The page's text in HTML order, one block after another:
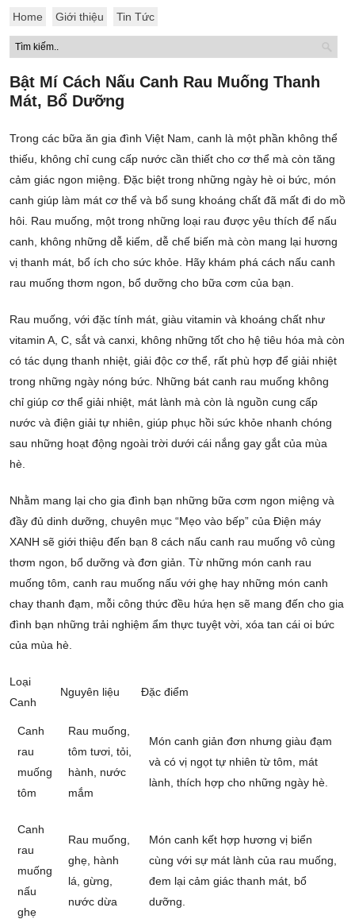
Home Giới thiệu Tin Tức
Bật Mí Cách Nấu Canh Rau Muống Thanh
Mát, Bổ Dưỡng
Trong các bữa ăn gia đình Việt Nam, canh là một phần không thể
thiếu, không chỉ cung cấp nước cần thiết cho cơ thể mà còn tăng
cảm giác ngon miệng. Đặc biệt trong những ngày hè oi bức, món
canh giúp làm mát cơ thể và bổ sung khoáng chất đã mất đi do mồ
hôi. Rau muống, một trong những loại rau được yêu thích để nấu
canh, không những dễ kiếm, dễ chế biến mà còn mang lại hương
vị thanh mát, bổ ích cho sức khỏe. Hãy khám phá cách nấu canh
rau muống thơm ngon, bổ dưỡng cho bữa cơm của bạn.
Rau muống, với đặc tính mát, giàu vitamin và khoáng chất như
vitamin A, C, sắt và canxi, không những tốt cho hệ tiêu hóa mà còn
có tác dụng thanh nhiệt, giải độc cơ thể, rất phù hợp để giải nhiệt
trong những ngày nóng bức. Những bát canh rau muống không
chỉ giúp cơ thể giải nhiệt, mát lành mà còn là nguồn cung cấp
nước và điện giải tự nhiên, giúp phục hồi sức khỏe nhanh chóng
sau những hoạt động ngoài trời dưới cái nắng gay gắt của mùa
hè.
Nhằm mang lại cho gia đình bạn những bữa cơm ngon miệng và
đầy đủ dinh dưỡng, chuyên mục “Mẹo vào bếp” của Điện máy
XANH sẽ giới thiệu đến bạn 8 cách nấu canh rau muống vô cùng
thơm ngon, bổ dưỡng và đơn giản. Từ những món canh rau
muống tôm, canh rau muống nấu với ghẹ hay những món canh
chay thanh đạm, mỗi công thức đều hứa hẹn sẽ mang đến cho gia
đình bạn những trải nghiệm ẩm thực tuyệt vời, xóa tan cái oi bức
của mùa hè.
Loại
Canh
Nguyên liệu Đặc điểm
Canh
rau
muống
tôm
Rau muống,
tôm tươi, tỏi,
hành, nước
mắm
Món canh giản đơn nhưng giàu đạm
và có vị ngọt tự nhiên từ tôm, mát
lành, thích hợp cho những ngày hè.
Canh
rau
muống
nấu
ghẹ
Rau muống,
ghẹ, hành
lá, gừng,
nước dừa
Món canh kết hợp hương vị biển
cùng với sự mát lành của rau muống,
đem lại cảm giác thanh mát, bổ
dưỡng.